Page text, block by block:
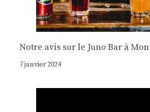
Notre avis sur le Juno Bar à
7 janvier 2024